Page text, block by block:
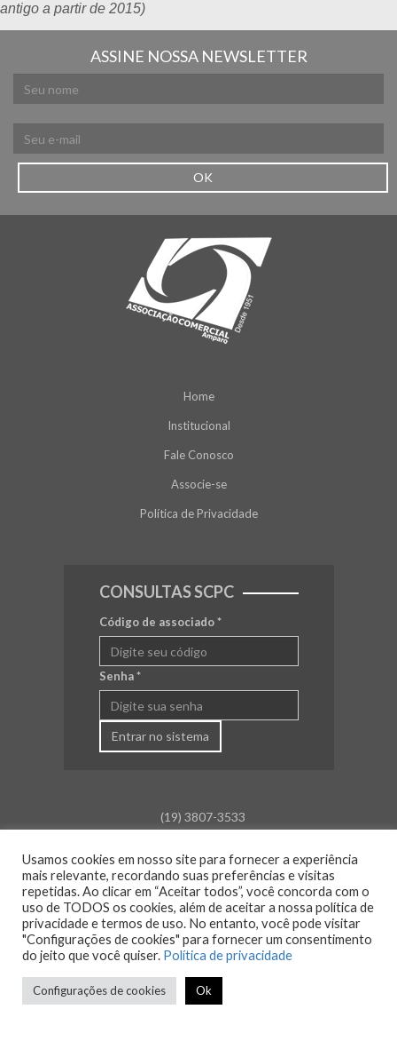
antigo a partir de 2015)
ASSINE NOSSA NEWSLETTER
OK
Home
Institucional
Fale Conosco
Associe-se
Política de Privacidade
CONSULTAS SCPC
Código de associado*
Senha*
Entrar no sistema
(19) 3807-3533
Rua Barão de Campinas, 675
Centro - Amparo - SP
Atendimento:
Segunda a sexta: das 8h30 às 18h00
Sáb., Dom. e Feriado: Fechado
Usamos cookies em nosso site para fornecer a experiência
mais relevante, recordando suas preferências e visitas
repetidas. Ao clicar em “Aceitar todos”, você concorda com o
uso de TODOS os cookies, além de aceitar a nossa política de
privacidade e termos de uso. No entanto, você pode visitar
"Configurações de cookies" para fornecer um consentimento
do jeito que você quiser. Política de privacidade
Configurações de cookies Ok